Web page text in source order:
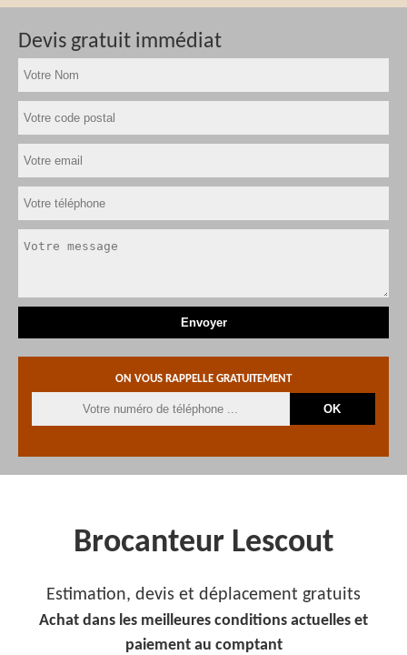
Devis gratuit immédiat
ON VOUS RAPPELLE GRATUITEMENT
Brocanteur Lescout
Estimation, devis et déplacement gratuits
Achat dans les meilleures conditions actuelles et
paiement au comptant